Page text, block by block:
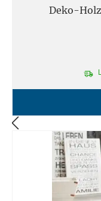
Deko-